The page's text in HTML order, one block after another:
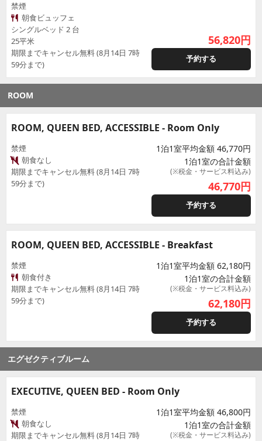
禁煙
朝食ビュッフェ
シングルベッド 2 台
25平米
期限までキャンセル無料 (8月14日 7時
59分まで)
56,820円
予約する
ROOM
ROOM, QUEEN BED, ACCESSIBLE - Room Only
禁煙
朝食なし
期限までキャンセル無料 (8月14日 7時
59分まで)
1泊1室平均金額 46,770円
1泊1室の合計金額
(※税金・サービス料込み)
46,770円
予約する
ROOM, QUEEN BED, ACCESSIBLE - Breakfast
禁煙
朝食付き
期限までキャンセル無料 (8月14日 7時
59分まで)
1泊1室平均金額 62,180円
1泊1室の合計金額
(※税金・サービス料込み)
62,180円
予約する
エグゼクティブルーム
EXECUTIVE, QUEEN BED - Room Only
禁煙
朝食なし
期限までキャンセル無料 (8月14日 7時
1泊1室平均金額 46,800円
1泊1室の合計金額
(※税金・サービス料込み)